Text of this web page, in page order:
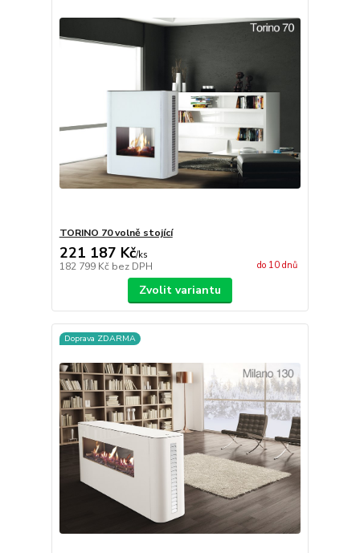
TORINO 70 volně stojící
221 187 Kč/ks
182 799 Kč bez DPH do 10 dnů
Zvolit variantu
Doprava ZDARMA